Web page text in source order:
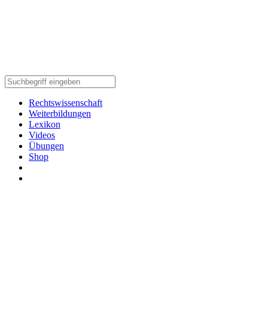
Rechtswissenschaft
Weiterbildungen
Lexikon
Videos
Übungen
Shop